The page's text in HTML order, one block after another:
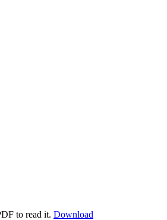
to read it. Download